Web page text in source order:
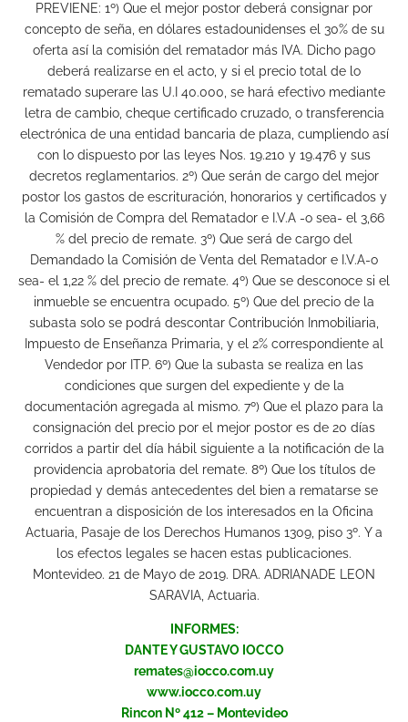
PREVIENE: 1º) Que el mejor postor deberá consignar por
concepto de seña, en dólares estadounidenses el 30% de su
oferta así la comisión del rematador más IVA. Dicho pago
deberá realizarse en el acto, y si el precio total de lo
rematado superare las U.I 40.000, se hará efectivo mediante
letra de cambio, cheque certificado cruzado, o transferencia
electrónica de una entidad bancaria de plaza, cumpliendo así
con lo dispuesto por las leyes Nos. 19.210 y 19.476 y sus
decretos reglamentarios. 2º) Que serán de cargo del mejor
postor los gastos de escrituración, honorarios y certificados y
la Comisión de Compra del Rematador e I.V.A -o sea- el 3,66
% del precio de remate. 3º) Que será de cargo del
Demandado la Comisión de Venta del Rematador e I.V.A-o
sea- el 1,22 % del precio de remate. 4º) Que se desconoce si el
inmueble se encuentra ocupado. 5º) Que del precio de la
subasta solo se podrá descontar Contribución Inmobiliaria,
Impuesto de Enseñanza Primaria, y el 2% correspondiente al
Vendedor por ITP. 6º) Que la subasta se realiza en las
condiciones que surgen del expediente y de la
documentación agregada al mismo. 7º) Que el plazo para la
consignación del precio por el mejor postor es de 20 días
corridos a partir del día hábil siguiente a la notificación de la
providencia aprobatoria del remate. 8º) Que los títulos de
propiedad y demás antecedentes del bien a rematarse se
encuentran a disposición de los interesados en la Oficina
Actuaria, Pasaje de los Derechos Humanos 1309, piso 3º. Y a
los efectos legales se hacen estas publicaciones.
Montevideo. 21 de Mayo de 2019. DRA. ADRIANADE LEON
SARAVIA, Actuaria.
INFORMES:
DANTE Y GUSTAVO IOCCO
remates@iocco.com.uy
www.iocco.com.uy
Rincon Nº 412 – Montevideo